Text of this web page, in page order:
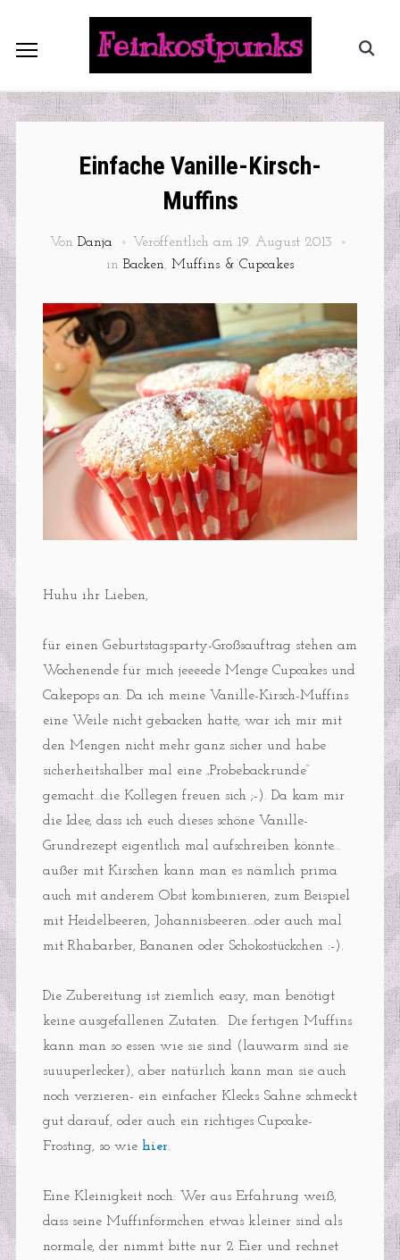
Feinkostpunks
Einfache Vanille-Kirsch-
Muffins
Von Danja Veröffentlich am 19. August 2013
in Backen, Muffins & Cupcakes
Huhu ihr Lieben,
für einen Geburtstagsparty-Großsauftrag stehen am
Wochenende für mich jeeeede Menge Cupcakes und
Cakepops an. Da ich meine Vanille-Kirsch-Muffins
eine Weile nicht gebacken hatte, war ich mir mit
den Mengen nicht mehr ganz sicher und habe
sicherheitshalber mal eine „Probebackrunde“
gemacht…die Kollegen freuen sich ;-). Da kam mir
die Idee, dass ich euch dieses schöne Vanille-
Grundrezept eigentlich mal aufschreiben könnte…
außer mit Kirschen kann man es nämlich prima
auch mit anderem Obst kombinieren, zum Beispiel
mit Heidelbeeren, Johannisbeeren…oder auch mal
mit Rhabarber, Bananen oder Schokostückchen :-).
Die Zubereitung ist ziemlich easy, man benötigt
keine ausgefallenen Zutaten. Die fertigen Muffins
kann man so essen wie sie sind (lauwarm sind sie
suuuperlecker), aber natürlich kann man sie auch
noch verzieren- ein einfacher Klecks Sahne schmeckt
gut darauf, oder auch ein richtiges Cupcake-
Frosting, so wie hier.
Eine Kleinigkeit noch: Wer aus Erfahrung weiß,
dass seine Muffinförmchen etwas kleiner sind als
normale, der nimmt bitte nur 2 Eier und rechnet